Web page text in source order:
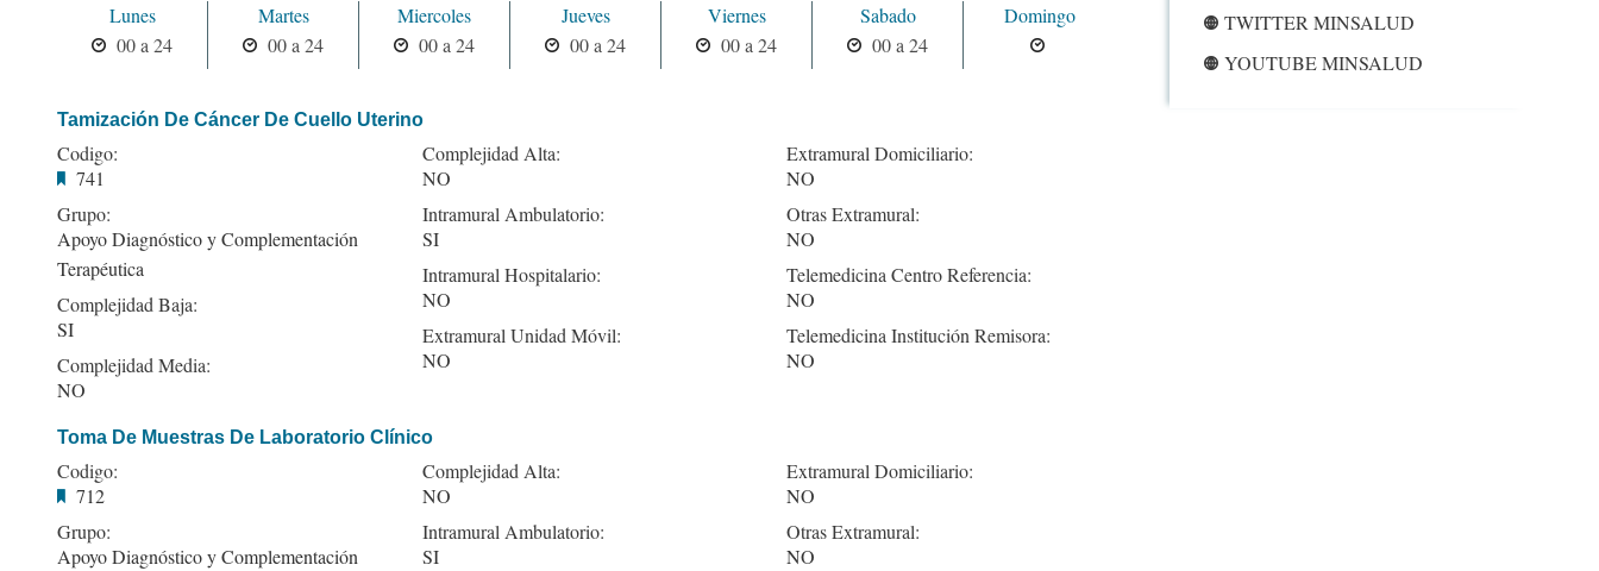
Lunes
00 a 24
Martes
00 a 24
Miercoles
00 a 24
Jueves
00 a 24
Viernes
00 a 24
Sabado
00 a 24
Domingo
Tamización De Cáncer De Cuello Uterino
Codigo:
741
Grupo:
Apoyo Diagnóstico y Complementación
Terapéutica
Complejidad Baja:
SI
Complejidad Media:
NO
Complejidad Alta:
NO
Intramural Ambulatorio:
SI
Intramural Hospitalario:
NO
Extramural Unidad Móvil:
NO
Extramural Domiciliario:
NO
Otras Extramural:
NO
Telemedicina Centro Referencia:
NO
Telemedicina Institución Remisora:
NO
Toma De Muestras De Laboratorio Clínico
Codigo:
712
Grupo:
Apoyo Diagnóstico y Complementación
Complejidad Alta:
NO
Intramural Ambulatorio:
SI
Extramural Domiciliario:
NO
Otras Extramural:
NO
TWITTER MINSALUD
YOUTUBE MINSALUD